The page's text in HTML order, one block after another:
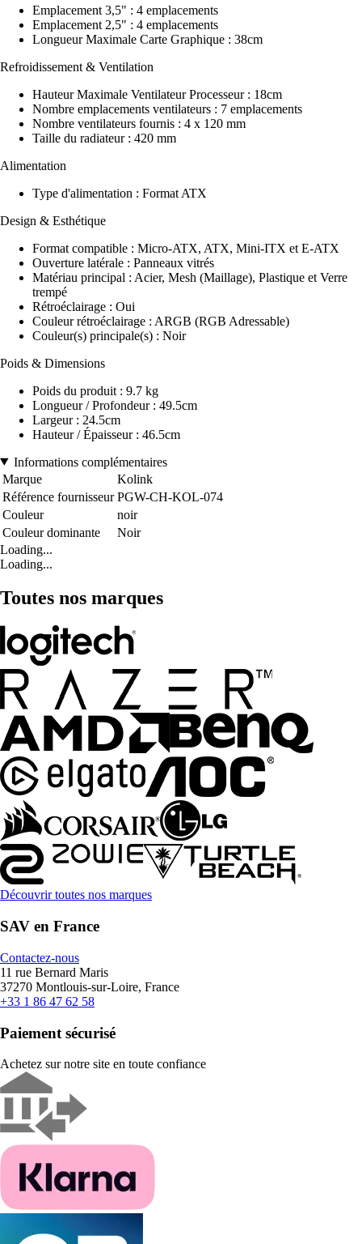
Emplacement 3,5" : 4 emplacements
Emplacement 2,5" : 4 emplacements
Longueur Maximale Carte Graphique : 38cm
Refroidissement & Ventilation
Hauteur Maximale Ventilateur Processeur : 18cm
Nombre emplacements ventilateurs : 7 emplacements
Nombre ventilateurs fournis : 4 x 120 mm
Taille du radiateur : 420 mm
Alimentation
Type d'alimentation : Format ATX
Design & Esthétique
Format compatible : Micro-ATX, ATX, Mini-ITX et E-ATX
Ouverture latérale : Panneaux vitrés
Matériau principal : Acier, Mesh (Maillage), Plastique et Verre
trempé
Rétroéclairage : Oui
Couleur rétroéclairage : ARGB (RGB Adressable)
Couleur(s) principale(s) : Noir
Poids & Dimensions
Poids du produit : 9.7 kg
Longueur / Profondeur : 49.5cm
Largeur : 24.5cm
Hauteur / Épaisseur : 46.5cm
Informations complémentaires
Marque
Kolink
Référence fournisseur PGW-CH-KOL-074
Couleur
noir
Couleur dominante
Noir
Loading...
Loading...
Toutes nos marques
Découvrir toutes nos marques
SAV en France
Contactez-nous
11 rue Bernard Maris
37270 Montlouis-sur-Loire, France
+33 1 86 47 62 58
Paiement sécurisé
Achetez sur notre site en toute confiance